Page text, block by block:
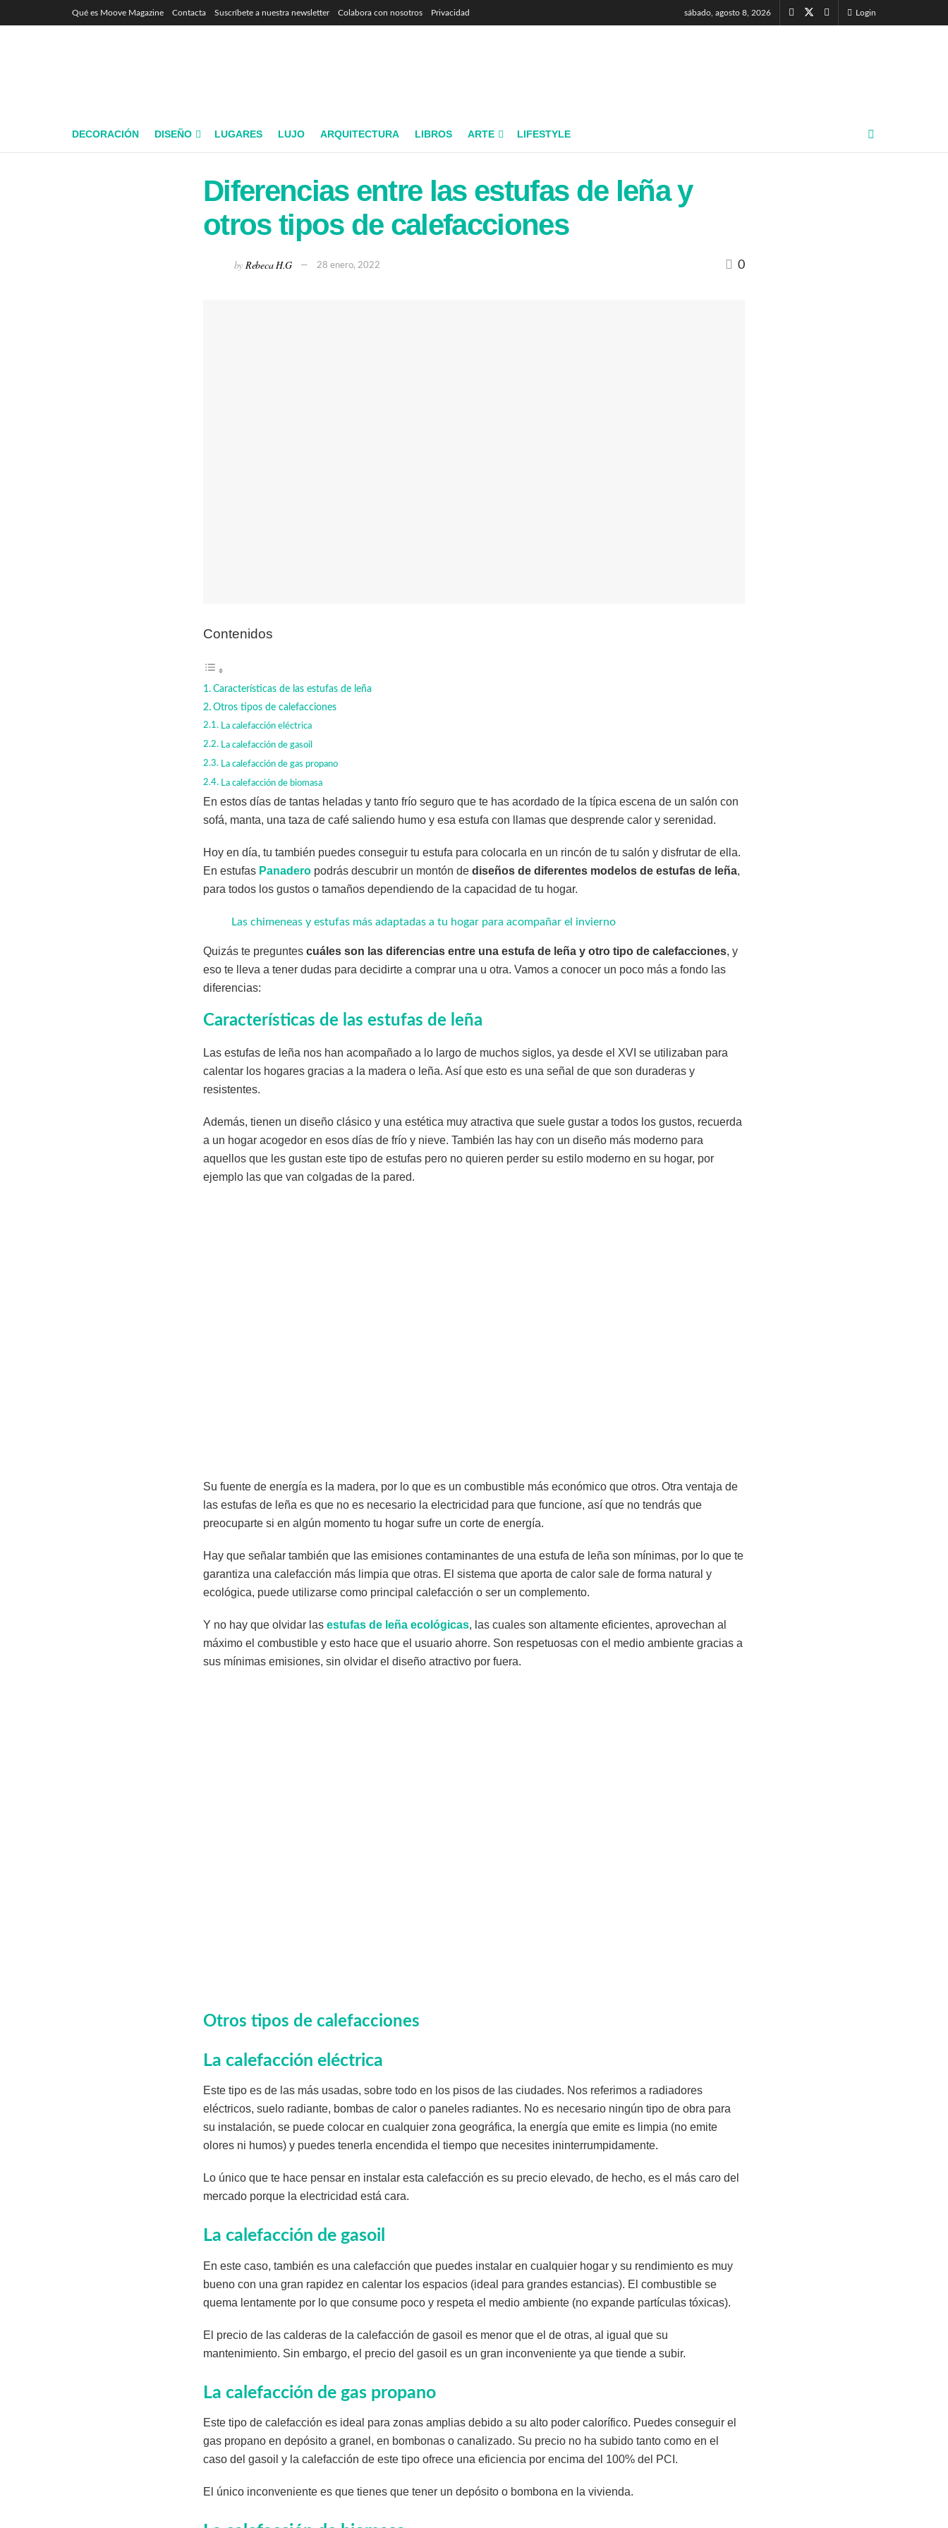
Qué es Moove Magazine Contacta Suscríbete a nuestra newsletter Colabora con nosotros Privacidad sábado, agosto 8, 2026 Login
DECORACIÓN DISEÑO LUGARES LUJO ARQUITECTURA LIBROS ARTE LIFESTYLE
Diferencias entre las estufas de leña y
otros tipos de calefacciones
by Rebeca H.G 28 enero, 2022 0
Contenidos
Características de las estufas de leña
Otros tipos de calefacciones
La calefacción eléctrica
La calefacción de gasoil
La calefacción de gas propano
La calefacción de biomasa
En estos días de tantas heladas y tanto frío seguro que te has acordado de la típica escena de un salón con
sofá, manta, una taza de café saliendo humo y esa estufa con llamas que desprende calor y serenidad.
Hoy en día, tu también puedes conseguir tu estufa para colocarla en un rincón de tu salón y disfrutar de ella.
En estufas Panadero podrás descubrir un montón de diseños de diferentes modelos de estufas de leña,
para todos los gustos o tamaños dependiendo de la capacidad de tu hogar.
Las chimeneas y estufas más adaptadas a tu hogar para acompañar el invierno
Quizás te preguntes cuáles son las diferencias entre una estufa de leña y otro tipo de calefacciones, y
eso te lleva a tener dudas para decidirte a comprar una u otra. Vamos a conocer un poco más a fondo las
diferencias:
Características de las estufas de leña
Las estufas de leña nos han acompañado a lo largo de muchos siglos, ya desde el XVI se utilizaban para
calentar los hogares gracias a la madera o leña. Así que esto es una señal de que son duraderas y
resistentes.
Además, tienen un diseño clásico y una estética muy atractiva que suele gustar a todos los gustos, recuerda
a un hogar acogedor en esos días de frío y nieve. También las hay con un diseño más moderno para
aquellos que les gustan este tipo de estufas pero no quieren perder su estilo moderno en su hogar, por
ejemplo las que van colgadas de la pared.
Su fuente de energía es la madera, por lo que es un combustible más económico que otros. Otra ventaja de
las estufas de leña es que no es necesario la electricidad para que funcione, así que no tendrás que
preocuparte si en algún momento tu hogar sufre un corte de energía.
Hay que señalar también que las emisiones contaminantes de una estufa de leña son mínimas, por lo que te
garantiza una calefacción más limpia que otras. El sistema que aporta de calor sale de forma natural y
ecológica, puede utilizarse como principal calefacción o ser un complemento.
Y no hay que olvidar las estufas de leña ecológicas, las cuales son altamente eficientes, aprovechan al
máximo el combustible y esto hace que el usuario ahorre. Son respetuosas con el medio ambiente gracias a
sus mínimas emisiones, sin olvidar el diseño atractivo por fuera.
Otros tipos de calefacciones
La calefacción eléctrica
Este tipo es de las más usadas, sobre todo en los pisos de las ciudades. Nos referimos a radiadores
eléctricos, suelo radiante, bombas de calor o paneles radiantes. No es necesario ningún tipo de obra para
su instalación, se puede colocar en cualquier zona geográfica, la energía que emite es limpia (no emite
olores ni humos) y puedes tenerla encendida el tiempo que necesites ininterrumpidamente.
Lo único que te hace pensar en instalar esta calefacción es su precio elevado, de hecho, es el más caro del
mercado porque la electricidad está cara.
La calefacción de gasoil
En este caso, también es una calefacción que puedes instalar en cualquier hogar y su rendimiento es muy
bueno con una gran rapidez en calentar los espacios (ideal para grandes estancias). El combustible se
quema lentamente por lo que consume poco y respeta el medio ambiente (no expande partículas tóxicas).
El precio de las calderas de la calefacción de gasoil es menor que el de otras, al igual que su
mantenimiento. Sin embargo, el precio del gasoil es un gran inconveniente ya que tiende a subir.
La calefacción de gas propano
Este tipo de calefacción es ideal para zonas amplias debido a su alto poder calorífico. Puedes conseguir el
gas propano en depósito a granel, en bombonas o canalizado. Su precio no ha subido tanto como en el
caso del gasoil y la calefacción de este tipo ofrece una eficiencia por encima del 100% del PCI.
El único inconveniente es que tienes que tener un depósito o bombona en la vivienda.